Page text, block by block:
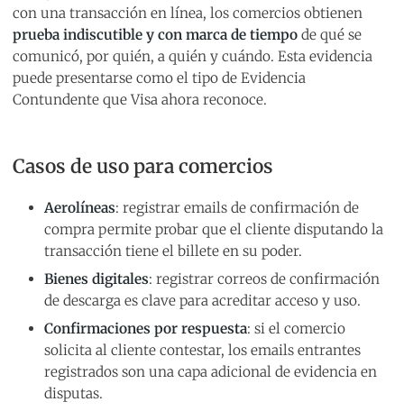
con una transacción en línea, los comercios obtienen
prueba indiscutible y con marca de tiempo de qué se
comunicó, por quién, a quién y cuándo. Esta evidencia
puede presentarse como el tipo de Evidencia
Contundente que Visa ahora reconoce.
Casos de uso para comercios
Aerolíneas: registrar emails de confirmación de
compra permite probar que el cliente disputando la
transacción tiene el billete en su poder.
Bienes digitales: registrar correos de confirmación
de descarga es clave para acreditar acceso y uso.
Confirmaciones por respuesta: si el comercio
solicita al cliente contestar, los emails entrantes
registrados son una capa adicional de evidencia en
disputas.